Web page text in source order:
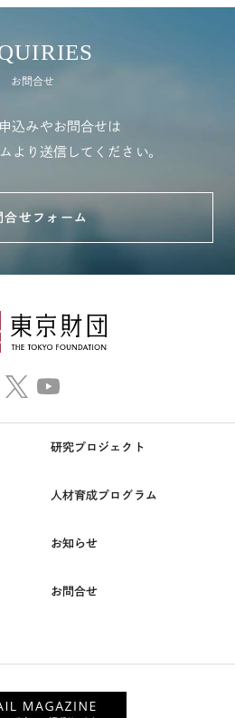
お問合せ
込みやお問合せは
より送信してください。
合せフォーム
研究プロジェクト
人材育成プログラム
お知らせ
お問合せ